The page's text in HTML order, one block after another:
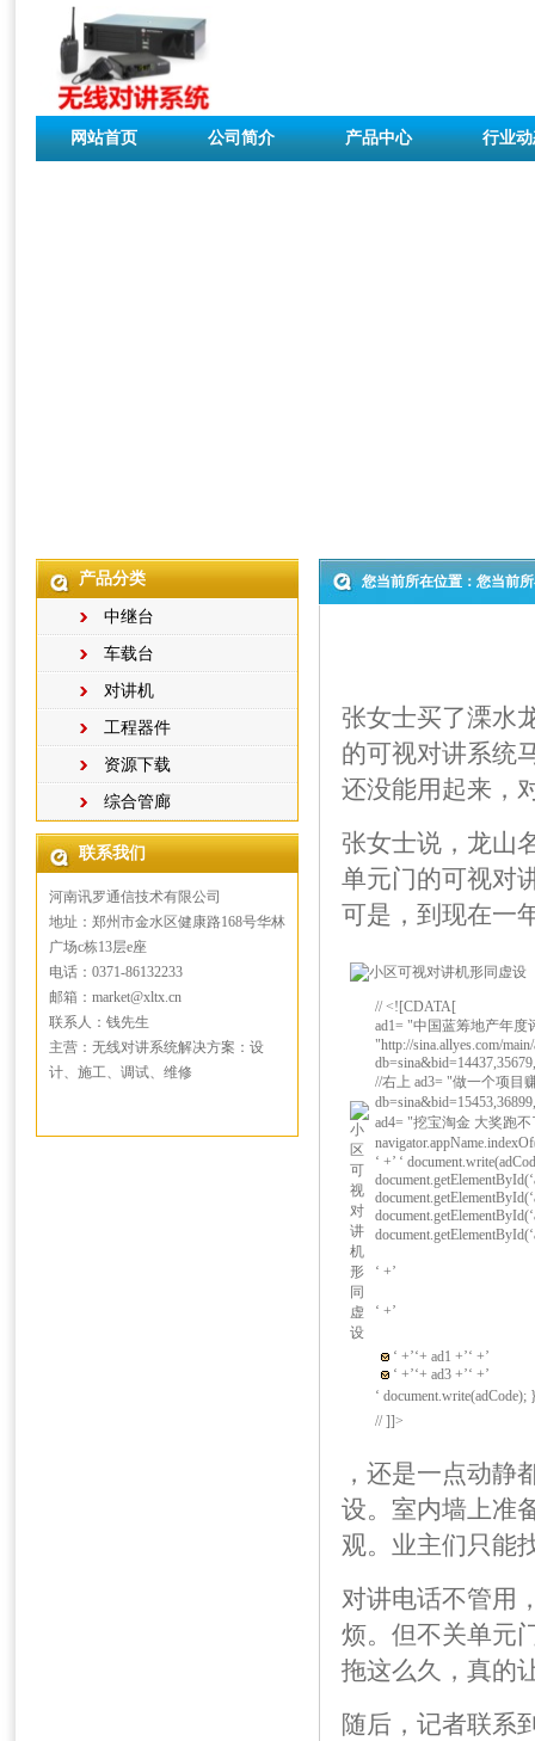
网站首页 公司简介 产品中心 行业
产品分类
中继台
车载台
对讲机
工程器件
资源下载
综合管廊
联系我们
河南讯罗通信技术有限公司
地址：郑州市金水区健康路168号华林
广场c栋13层e座
电话：0371-86132233
邮箱：market@xltx.cn
联系人：钱先生
主营：无线对讲系统解决方案：设
计、施工、调试、维修
您当前所在位置：您当前
张女士买了溧水
的可视对讲系统
还没能用起来，
张女士说，龙山
单元门的可视对
可是，到现在一
// <![CDATA[
ad1= "中国蓝筹地产年度
"http://sina.allyes.com/
//右上 ad3= "做一个项目
ad4= "挖宝淘金 大奖跑不
‘ +’ ‘
‘ +’
‘ +’
‘ +’‘+ ad1 +’‘ +’
‘ +’‘+ ad3 +’‘ +’
‘
// ]]>
，还是一点动静
设。室内墙上准
观。业主们只能
对讲电话不管用
烦。但不关单元
拖这么久，真的
随后，记者联系